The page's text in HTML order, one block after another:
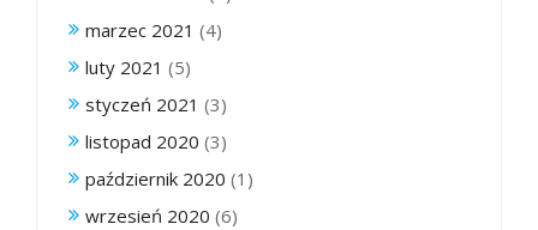
marzec 2021 (4)
luty 2021 (5)
styczeń 2021 (3)
listopad 2020 (3)
październik 2020 (1)
wrzesień 2020 (6)